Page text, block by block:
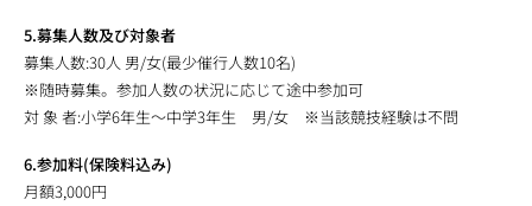
5.募集人数及び対象者
募集人数:30人 男/女(最少催行人数10名)
※随時募集。参加人数の状況に応じて途中参加可
対 象 者:小学6年生～中学3年生 男/女 ※当該競技経験は不問
6.参加料(保険料込み)
月額3,000円